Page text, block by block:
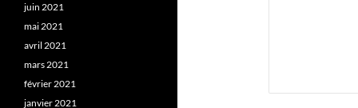
juin 2021
mai 2021
avril 2021
mars 2021
février 2021
janvier 2021